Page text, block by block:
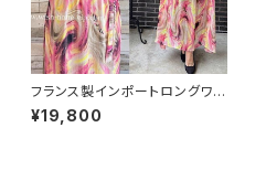
フランス製インポートロングワン
ピース・マキシドレス｜FIFILLE
S PARIS フィフィーユ・パリ｜シ
¥19,800